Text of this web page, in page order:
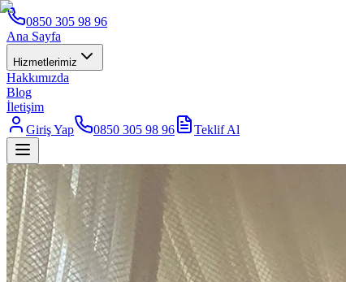
0850 305 98 96
Ana Sayfa
Hizmetlerimiz
Hakkımızda
Blog
İletişim
Giriş Yap
0850 305 98 96 Teklif Al